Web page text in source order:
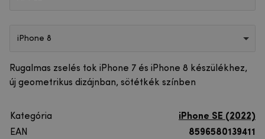
iPhone 8
Rugalmas zselés tok iPhone 7 és iPhone 8 készülékhez,
új geometrikus dizájnban, sötétkék színben
Kategória
iPhone SE (2022)
EAN
8596580139411